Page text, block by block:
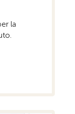
la